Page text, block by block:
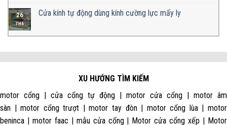
26
TH6
Cửa kính tự động dùng kính cường lực mấy ly
XU HƯỚNG TÌM KIẾM
motor cổng | cửa cổng tự động | motor cửa cổng | motor âm
sàn | motor cổng trượt | motor tay đòn | motor cổng lùa | motor
beninca | motor faac | mẫu cửa cổng | Motor cửa cổng xếp | Motor